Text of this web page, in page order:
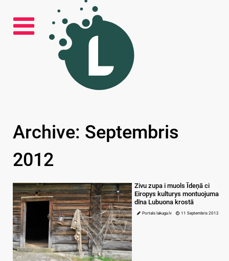
Archive: Septembris
2012
Zivu zupa i muols Īdeņā ci
Eiropys kulturys montuojuma
dīna Lubuona krostā
Portals lakuga.lv 11 Septembris 2012